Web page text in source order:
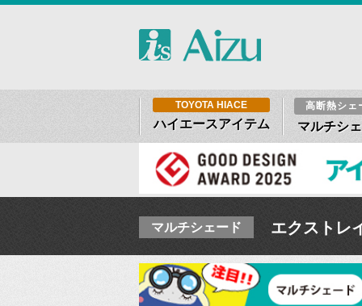
TOYOTA HIACE
ハイエースアイテム
高断熱シェ
マルチシ
マルチシェード エクストレ